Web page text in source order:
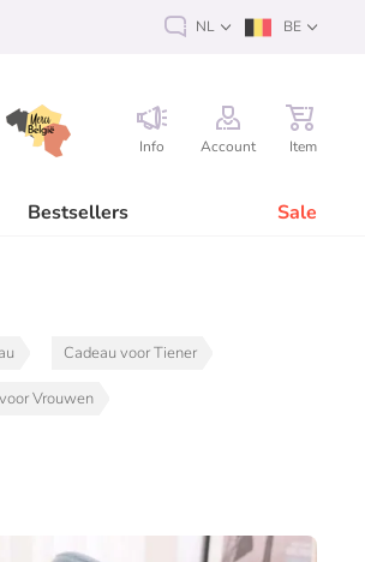
Info Account Item
Bestsellers Sale
NL BE
Cadeau voor Tiener
Vrouwen